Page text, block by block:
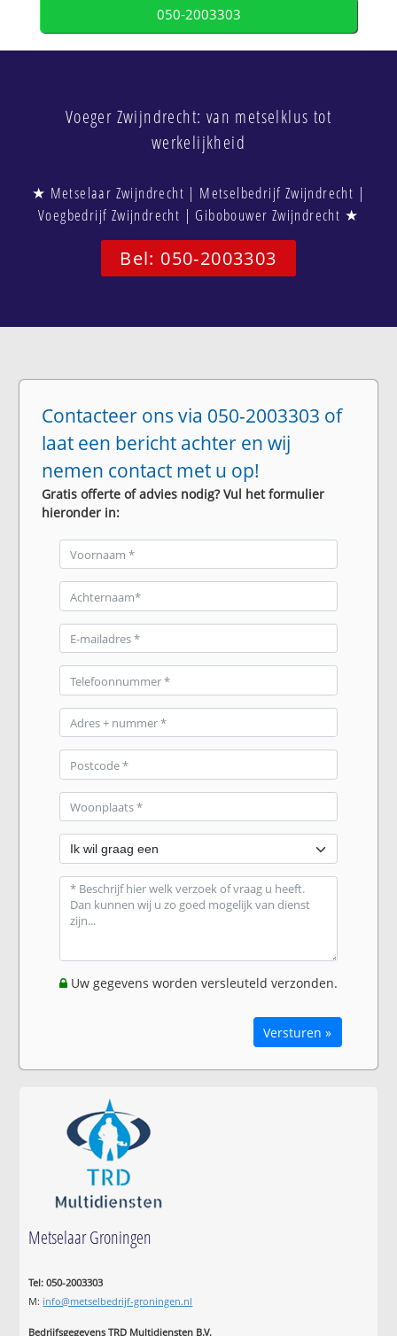
050-2003303
Voeger Zwijndrecht: van metselklus tot
werkelijkheid
★ Metselaar Zwijndrecht | Metselbedrijf Zwijndrecht |
Voegbedrijf Zwijndrecht | Gibobouwer Zwijndrecht ★
Bel: 050-2003303
Contacteer ons via 050-2003303 of
laat een bericht achter en wij
nemen contact met u op!
Gratis offerte of advies nodig? Vul het formulier
hieronder in:
Uw gegevens worden versleuteld verzonden.
Versturen »
Metselaar Groningen
Tel: 050-2003303
M: info@metselbedrijf-groningen.nl
Bedrijfsgegevens TRD Multidiensten B.V.